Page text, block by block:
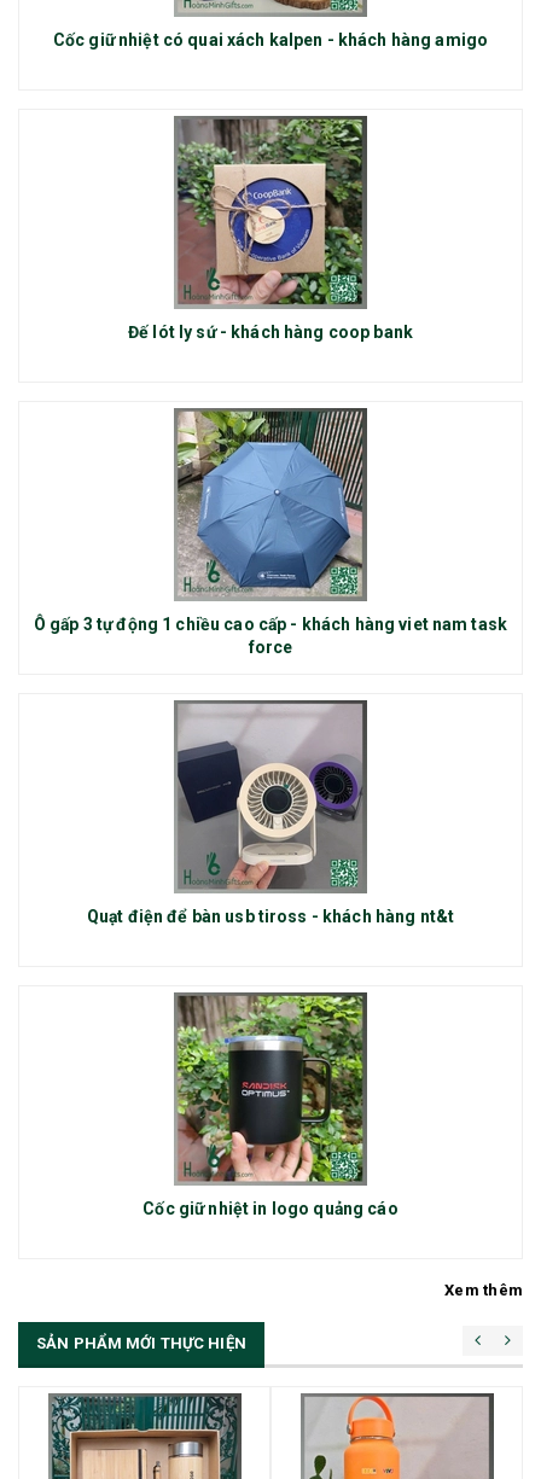
Cốc giữ nhiệt có quai xách kalpen - khách hàng amigo
Đế lót ly sứ - khách hàng coop bank
Ô gấp 3 tự động 1 chiều cao cấp - khách hàng viet nam task
force
Quạt điện để bàn usb tiross - khách hàng nt&t
Cốc giữ nhiệt in logo quảng cáo
Xem thêm
SẢN PHẨM MỚI THỰC HIỆN